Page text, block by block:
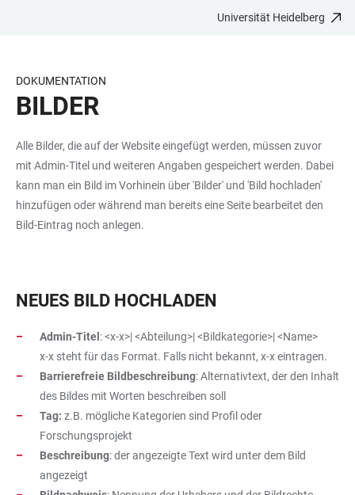
BARRIEREFREIHEIT
Universität Heidelberg
DOKUMENTATION
BILDER
Alle Bilder, die auf der Website eingefügt werden, müssen zuvor
mit Admin-Titel und weiteren Angaben gespeichert werden. Dabei
kann man ein Bild im Vorhinein über 'Bilder' und 'Bild hochladen'
hinzufügen oder während man bereits eine Seite bearbeitet den
Bild-Eintrag noch anlegen.
NEUES BILD HOCHLADEN
Admin-Titel : <x-x>| <Abteilung>| <Bildkategorie>| <Name>
x-x steht für das Format. Falls nicht bekannt, x-x eintragen.
Barrierefreie Bildbeschreibung: Alternativtext, der den Inhalt
des Bildes mit Worten beschreiben soll
Tag: z.B. mögliche Kategorien sind Profil oder
Forschungsprojekt
Beschreibung: der angezeigte Text wird unter dem Bild
angezeigt